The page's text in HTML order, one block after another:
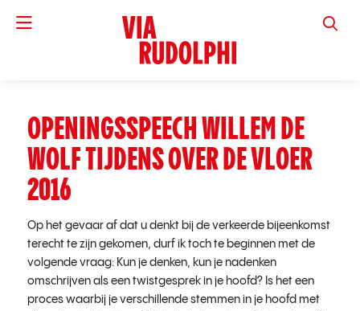
VIA
OPENINGSSPEECH WILLEM DE
WOLF TIJDENS OVER DE VLOER
2016
Op het gevaar af dat u denkt bij de verkeerde bijeenkomst
terecht te zijn gekomen, durf ik toch te beginnen met de
volgende vraag: Kun je denken, kun je nadenken
omschrijven als een twistgesprek in je hoofd? Is het een
proces waarbij je verschillende stemmen in je hoofd met